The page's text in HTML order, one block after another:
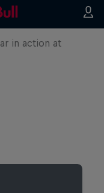
in action at